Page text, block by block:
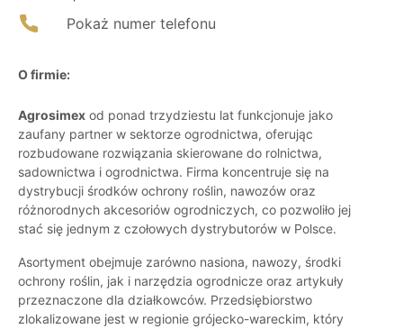
Pokaż numer telefonu
O firmie:
Agrosimex od ponad trzydziestu lat funkcjonuje jako
zaufany partner w sektorze ogrodnictwa, oferując
rozbudowane rozwiązania skierowane do rolnictwa,
sadownictwa i ogrodnictwa. Firma koncentruje się na
dystrybucji środków ochrony roślin, nawozów oraz
różnorodnych akcesoriów ogrodniczych, co pozwoliło jej
stać się jednym z czołowych dystrybutorów w Polsce.
Asortyment obejmuje zarówno nasiona, nawozy, środki
ochrony roślin, jak i narzędzia ogrodnicze oraz artykuły
przeznaczone dla działkowców. Przedsiębiorstwo
zlokalizowane jest w regionie grójecko-wareckim, który